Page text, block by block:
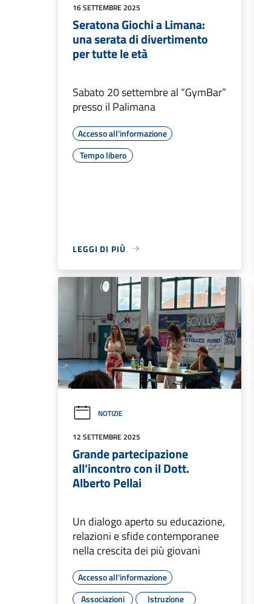
16 SETTEMBRE 2025
Seratona Giochi a Limana:
una serata di divertimento
per tutte le età
Sabato 20 settembre al “GymBar”
presso il Palimana
Accesso all'informazione
Tempo libero
LEGGI DI PIÙ
NOTIZIE
12 SETTEMBRE 2025
Grande partecipazione
all’incontro con il Dott.
Alberto Pellai
Un dialogo aperto su educazione,
relazioni e sfide contemporanee
nella crescita dei più giovani
Accesso all'informazione
Associazioni
Istruzione